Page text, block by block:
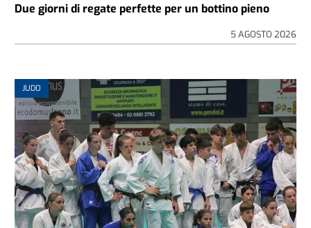
Due giorni di regate perfette per un bottino pieno
5 AGOSTO 2026
JUDO